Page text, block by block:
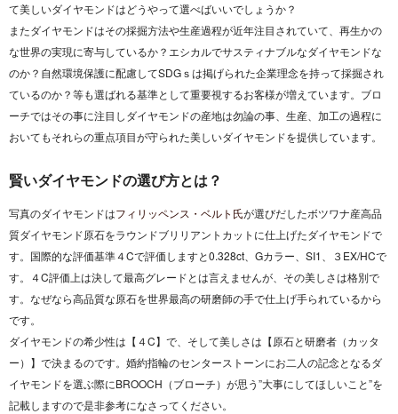
て美しいダイヤモンドはどうやって選べばいいでしょうか？
またダイヤモンドはその採掘方法や生産過程が近年注目されていて、再生かの
な世界の実現に寄与しているか？エシカルでサスティナブルなダイヤモンドな
のか？自然環境保護に配慮してSDGｓは掲げられた企業理念を持って採掘され
ているのか？等も選ばれる基準として重要視するお客様が増えています。ブロ
ーチではその事に注目しダイヤモンドの産地は勿論の事、生産、加工の過程に
おいてもそれらの重点項目が守られた美しいダイヤモンドを提供しています。
賢いダイヤモンドの選び方とは？
写真のダイヤモンドはフィリッペンス・ベルト氏が選びだしたボツワナ産高品
質ダイヤモンド原石をラウンドブリリアントカットに仕上げたダイヤモンドで
す。国際的な評価基準４Cで評価しますと0.328ct、Gカラー、SI1、３EX/HCで
す。４C評価上は決して最高グレードとは言えませんが、その美しさは格別で
す。なぜなら高品質な原石を世界最高の研磨師の手で仕上げ手られているから
です。
ダイヤモンドの希少性は【４C】で、そして美しさは【原石と研磨者（カッタ
ー）】で決まるのです。婚約指輪のセンターストーンにお二人の記念となるダ
イヤモンドを選ぶ際にBROOCH（ブローチ）が思う”大事にしてほしいこと”を
記載しますので是非参考になさってください。